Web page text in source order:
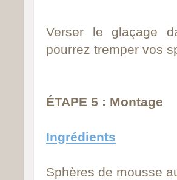
Verser le glaçage
pourrez tremper vos
ÉTAPE 5 : Montage
Ingrédients
Sphères de mousse